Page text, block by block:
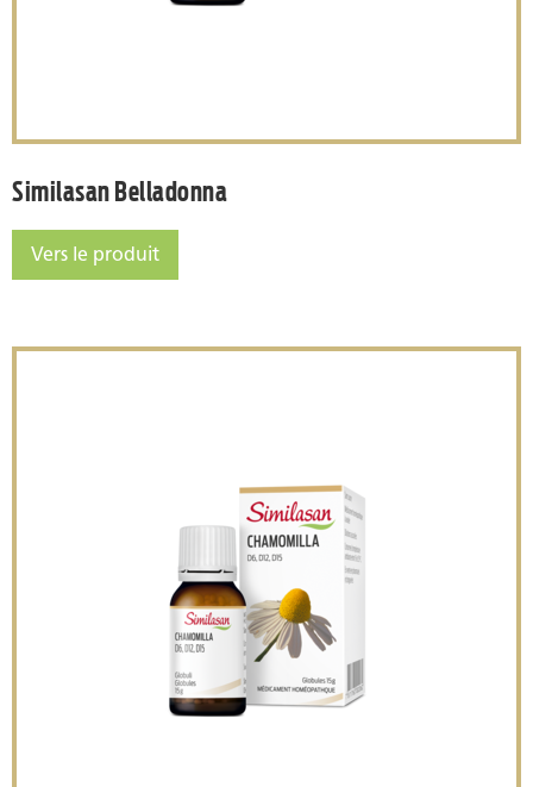
Similasan Belladonna
Similasan Belladonna
Vers le produit
Similasan Chamomilla